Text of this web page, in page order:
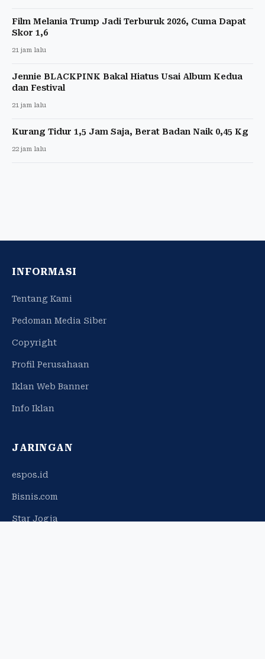
Film Melania Trump Jadi Terburuk 2026, Cuma Dapat
Skor 1,6
21 jam lalu
Jennie BLACKPINK Bakal Hiatus Usai Album Kedua
dan Festival
21 jam lalu
Kurang Tidur 1,5 Jam Saja, Berat Badan Naik 0,45 Kg
22 jam lalu
INFORMASI
Tentang Kami
Pedoman Media Siber
Copyright
Profil Perusahaan
Iklan Web Banner
Info Iklan
JARINGAN
espos.id
Bisnis.com
Star Jogja